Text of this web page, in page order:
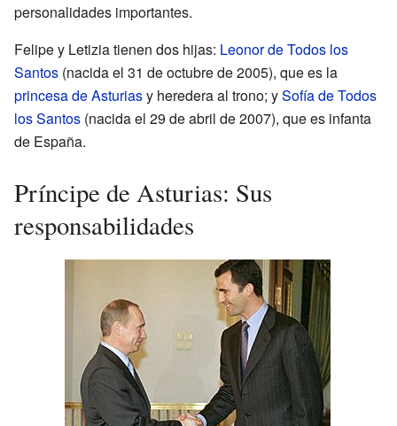
personalidades importantes.
Felipe y Letizia tienen dos hijas: Leonor de Todos los
Santos (nacida el 31 de octubre de 2005), que es la
princesa de Asturiasy heredera al trono; ySofía de Todos
los Santos (nacida el 29 de abril de 2007), que es infanta
de España.
Príncipe de Asturias: Sus
responsabilidades